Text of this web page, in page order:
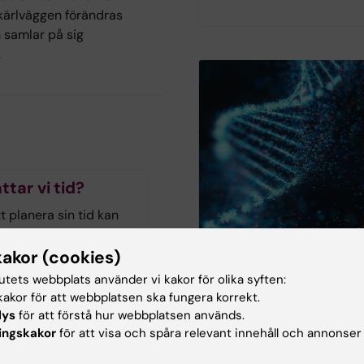
förändras
samlar på sig
vi tid?
planera sin tid kan
men även hos
demenssjukdom eller
och
Christine Persson
sig för tidshantering
The Conversation
Genetisk
(cookies)
webbplats använder vi kakor för olika syften:
för att webbplatsen ska fungera korrekt.
för att förstå hur webbplatsen används.
för att visa och spåra relevant innehåll och